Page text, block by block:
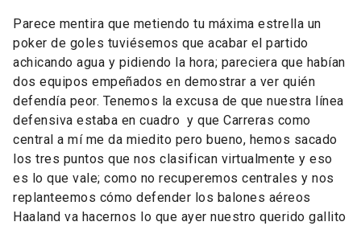
Parece mentira que metiendo tu máxima estrella un
poker de goles tuviésemos que acabar el partido
achicando agua y pidiendo la hora; pareciera que habían
dos equipos empeñados en demostrar a ver quién
defendía peor. Tenemos la excusa de que nuestra línea
defensiva estaba en cuadro y que Carreras como
central a mí me da miedito pero bueno, hemos sacado
los tres puntos que nos clasifican virtualmente y eso
es lo que vale; como no recuperemos centrales y nos
replanteemos cómo defender los balones aéreos
Haaland va hacernos lo que ayer nuestro querido gallito